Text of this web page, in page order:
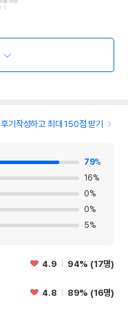
후기작성하고 최대 150점 받기
79%
16%
0%
0%
5%
4.9 94% (17명)
4.8 89% (16명)